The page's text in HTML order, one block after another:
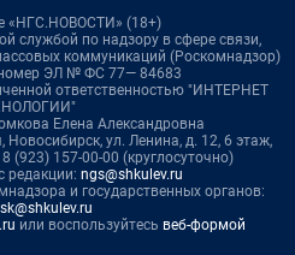
«НГС.НОВОСТИ» (18+)
службой по надзору в сфере связи,
коммуникаций (Роскомнадзор)
ЭЛ № ФС 77— 84683
ответственностью "ИНТЕРНЕТ
Елена Александровна
ул. Ленина, д. 12, 6 этаж,
(923) 157-00-00 (круглосуточно)
редакции: ngs@shkulev.ru
и государственных органов:
или воспользуйтесь веб-формой